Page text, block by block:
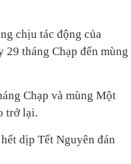
chịu tác động của
tháng Chạp đến mùng
Chạp và mùng Một
trở lại.
dịp Tết Nguyên đán